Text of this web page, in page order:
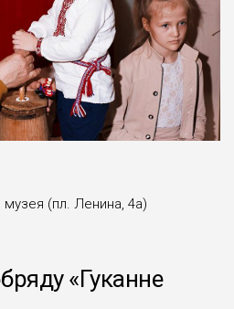
(пл. Ленина, 4а)
«Гуканне